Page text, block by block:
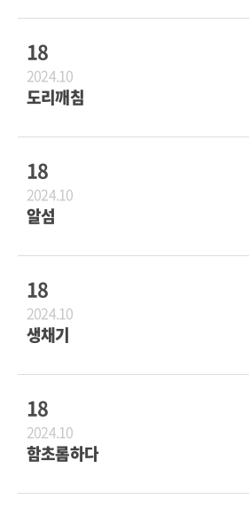
18
2024.10
도리깨침
18
2024.10
알섬
18
2024.10
생채기
18
2024.10
함초롬하다